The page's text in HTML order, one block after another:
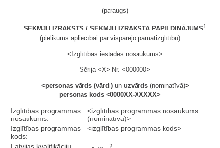
(paraugs)
SEKMJU IZRAKSTS / SEKMJU IZRAKSTA PAPILDINĀJUMS1
(pielikums apliecībai par vispārējo pamatizglītību)
<Izglītības iestādes nosaukums>
Sērija <X> Nr. <000000>
<personas vārds (vārdi)un uzvārds(nominatīvā)>
personas kods <0000XX-XXXXX>
Izglītības programmas
nosaukums:
<izglītības programmas nosaukums
(nominatīvā)>
Izglītības programmas
kods:
<izglītības programmas kods>
Latvijas kvalifikāciju
2